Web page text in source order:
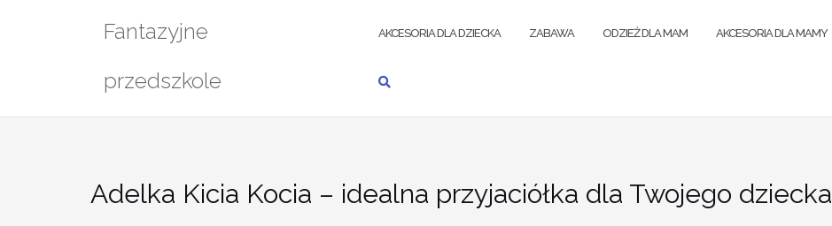
Fantazyjne
przedszkole
AKCESORIA DLA DZIECKA ZABAWA ODZIEŻ DLA MAM AKCESORIA DLA MAMY
Adelka Kicia Kocia – idealna przyjaciółka dla Twojego dziecka